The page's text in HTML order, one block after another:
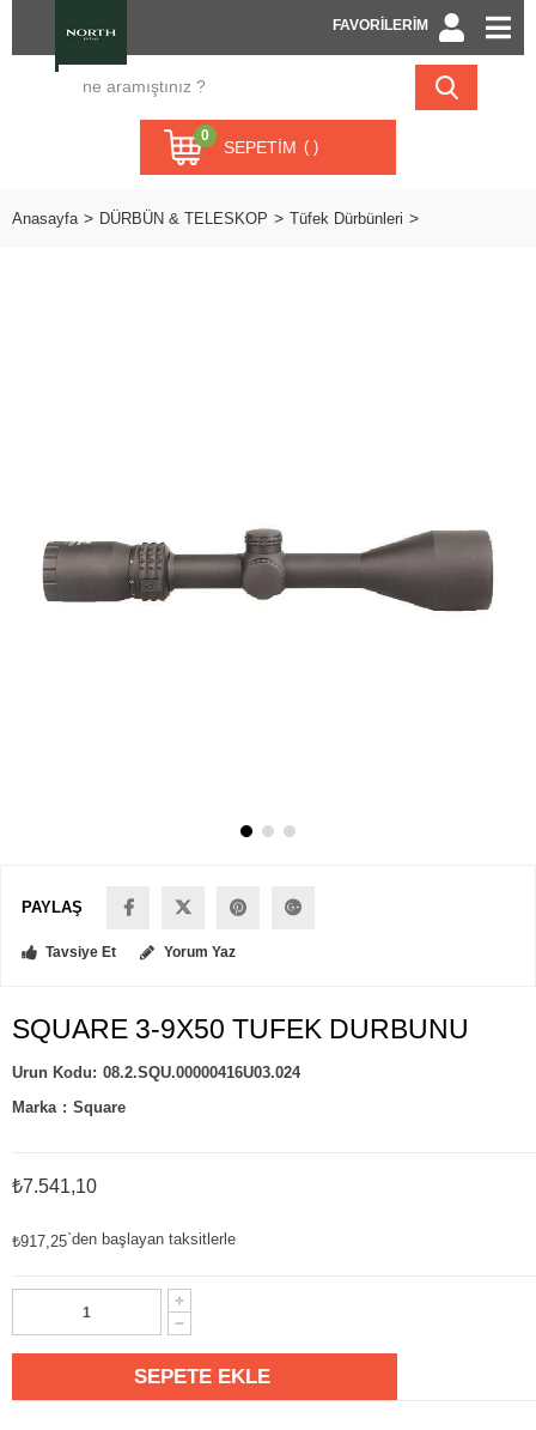
FAVORİLERİM
SEPETIM
0
Anasayfa DÜRBÜN & TELESKOP Tüfek Dürbünleri
PAYLAŞ
Tavsiye Et Yorum Yaz
SQUARE 3-9X50 TUFEK DURBUNU
08.2.SQU.00000416U03.024
Marka : Square
₺7.541,10
₺917,25`den başlayan taksitlerle